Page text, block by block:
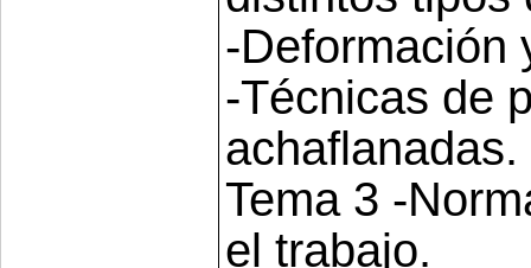
-Deformación
-Técnicas de
achaflanadas.
Tema 3 -
el trabajo.